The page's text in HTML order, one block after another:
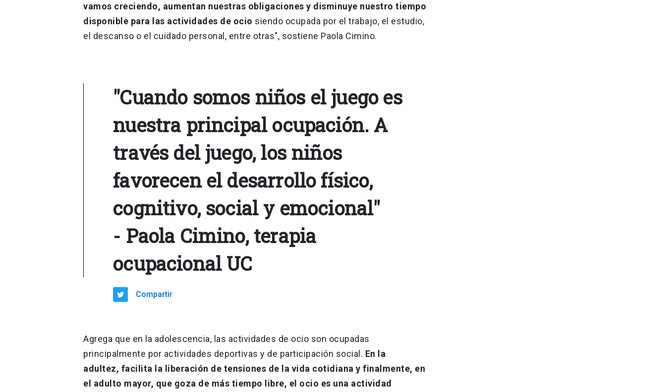
vamos creciendo, aumentan nuestras obligaciones y disminuye nuestro tiempo
disponible para las actividades de ocio siendo ocupada por el trabajo, el estudio,
el descanso o el cuidado personal, entre otras", sostiene Paola Cimino.
"Cuando somos niños el juego es
nuestra principal ocupación. A
través del juego, los niños
favorecen el desarrollo físico,
cognitivo, social y emocional"
- Paola Cimino, terapia
ocupacional UC
Compartir
Agrega que en la adolescencia, las actividades de ocio son ocupadas
principalmente por actividades deportivas y de participación social. En la
adultez, facilita la liberación de tensiones de la vida cotidiana y finalmente, en
el adulto mayor, que goza de más tiempo libre, el ocio es una actividad